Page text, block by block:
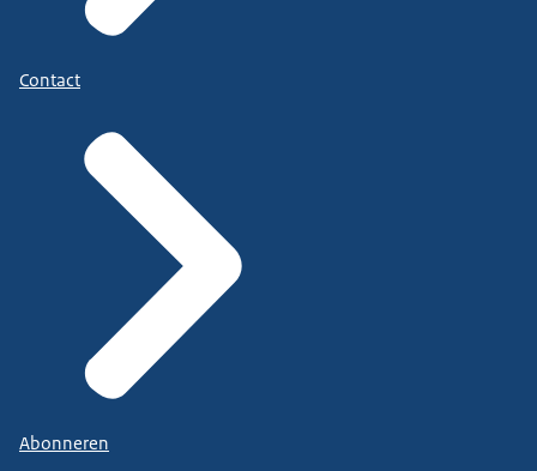
Contact
Abonneren